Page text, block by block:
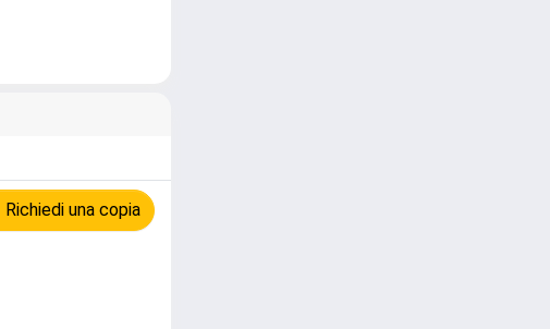
Richiedi una copia